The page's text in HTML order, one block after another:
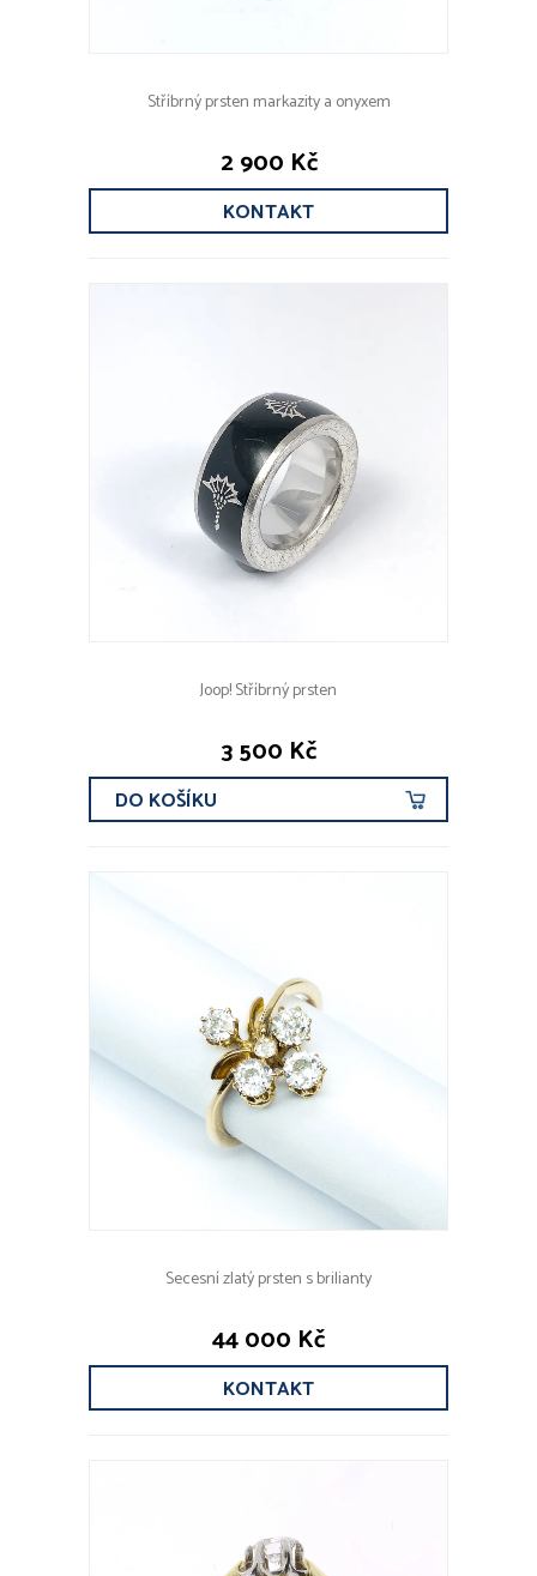
Stříbrný prsten markazity a onyxem
2 900 Kč
KONTAKT
Joop! Stříbrný prsten
3 500 Kč
DO KOŠÍKU
Secesní zlatý prsten s brilianty
44 000 Kč
KONTAKT